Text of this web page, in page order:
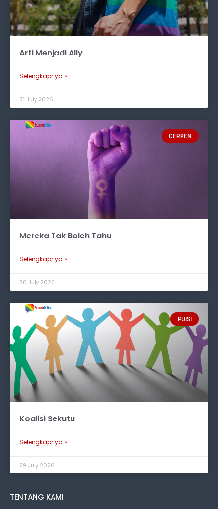
Arti Menjadi Ally
Selengkapnya »
31 July 2026
CERPEN
Mereka Tak Boleh Tahu
Selengkapnya »
30 July 2026
PUISI
Koalisi Sekutu
Selengkapnya »
29 July 2026
TENTANG KAMI